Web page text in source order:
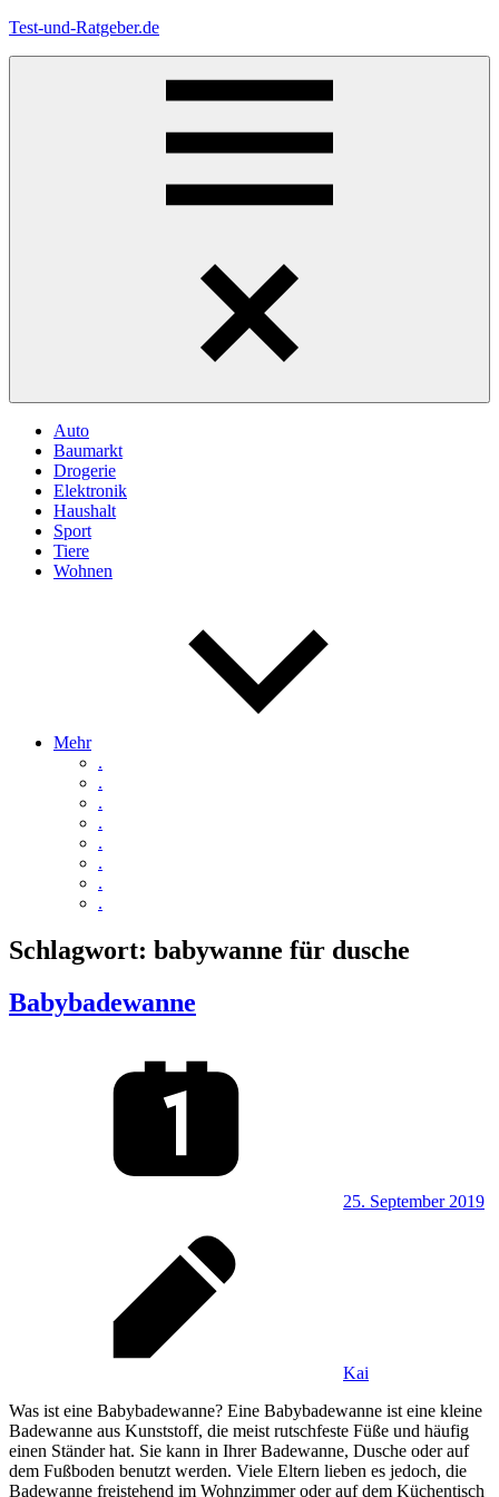
Zum
Test-und-Ratgeber.de
Auto
Baumarkt
Drogerie
Elektronik
Haushalt
Sport
Tiere
Wohnen
Mehr
.
.
.
.
.
.
.
.
Schlagwort: babywanne für dusche
Babybadewanne
25. September 2019
Kai
Was ist eine Babybadewanne? Eine Babybadewanne ist eine kleine
Badewanne aus Kunststoff, die meist rutschfeste Füße und häufig
einen Ständer hat. Sie kann in Ihrer Badewanne, Dusche oder auf
dem Fußboden benutzt werden. Viele Eltern lieben es jedoch, die
Badewanne freistehend im Wohnzimmer oder auf dem Küchentisch